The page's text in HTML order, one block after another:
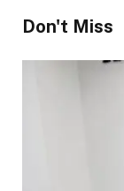
Don't Miss